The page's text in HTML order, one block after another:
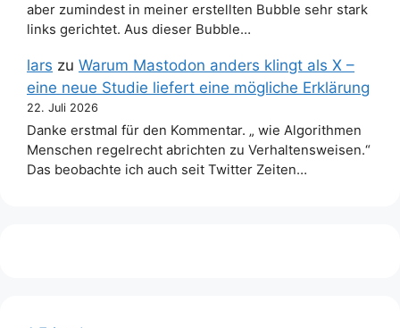
aber zumindest in meiner erstellten Bubble sehr stark
links gerichtet. Aus dieser Bubble…
lars zu Warum Mastodon anders klingt als X –
eine neue Studie liefert eine mögliche Erklärung
22. Juli 2026
Danke erstmal für den Kommentar. „ wie Algorithmen
Menschen regelrecht abrichten zu Verhaltensweisen.“
Das beobachte ich auch seit Twitter Zeiten…